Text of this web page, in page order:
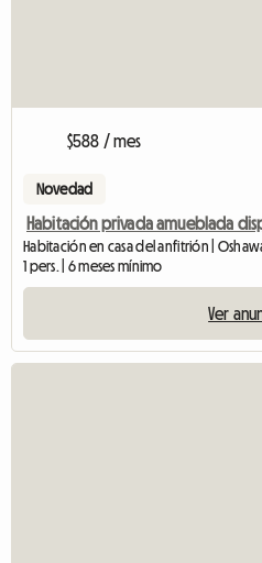
$588 / mes
Novedad
Habitación privada amueblada
Habitación en casa del anfitrión | Oshawa
1 pers. | 6 meses mínimo
Ver